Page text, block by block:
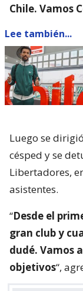
Chile. Vamos
Lee también...
Luego se
césped y se
Libertadores,
asistentes.
“Desde el
gran club y
dudé. Vamos
objetivos“,